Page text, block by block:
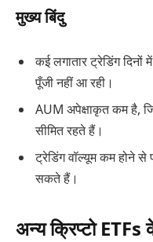
मुख्य बिंदु
कई लगातार ट्रेडिंग दिनों
पूँजी नहीं आ रही।
AUM अपेक्षाकृत कम है,
सीमित रहते हैं।
ट्रेडिंग वॉल्यूम कम होने से
सकते हैं।
अन्य क्रिप्टो